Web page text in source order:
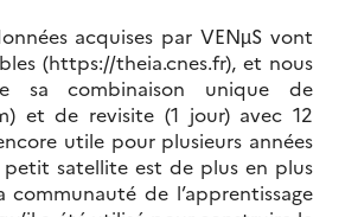
acquises par VENµS vont
(https://theia.cnes.fr), et nous
sa combinaison unique de
et de revisite (1 jour) avec 12
utile pour plusieurs années
petit satellite est de plus en plus
communauté de l’apprentissage